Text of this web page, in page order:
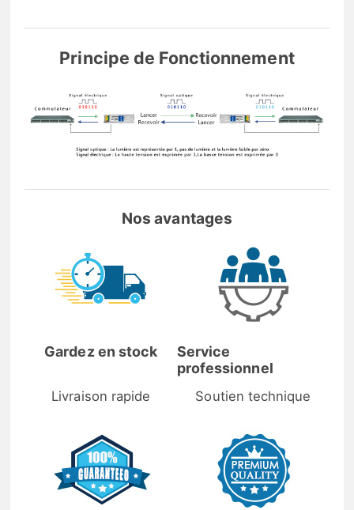
Principe de Fonctionnement
Nos avantages
Gardez en stock
Livraison rapide
Service
professionnel
Soutien technique